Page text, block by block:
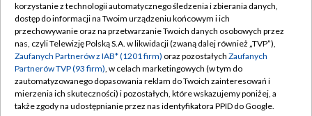
Żukowski już strzela! Zespół Polaka na
deskach [WIDEO]
korzystanie z technologii automatycznego śledzenia i zbierania danych,
dostęp do informacji na Twoim urządzeniu końcowym i ich
przechowywanie oraz na przetwarzanie Twoich danych osobowych przez
nas, czyli Telewizję Polską S.A. w likwidacji (zwaną dalej również „TVP”),
Zaufanych Partnerów z IAB* (1201 firm) oraz pozostałych Zaufanych
Partnerów TVP (93 firm), w celach marketingowych (w tym do
zautomatyzowanego dopasowania reklam do Twoich zainteresowań i
mierzenia ich skuteczności) i pozostałych, które wskazujemy poniżej, a
także zgody na udostępnianie przez nas identyfikatora PPID do Google.